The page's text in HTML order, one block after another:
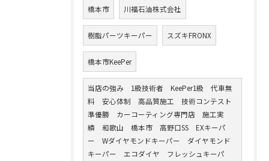
橋本市 川福石油株式会社
樹脂パーツキーパー スズキFRONX
橋本市KeePer
当店の強み 1級技術者 KeePer1級 代車無
料 安心体制 高品質施工 技術コンテスト
準優勝 カーコーティング専門店 施工実
績 和歌山 橋本市 高野口SS EXキーパ
ー Wダイヤモンドキーパー ダイヤモンド
キーパー エコダイヤ フレッシュキーパ